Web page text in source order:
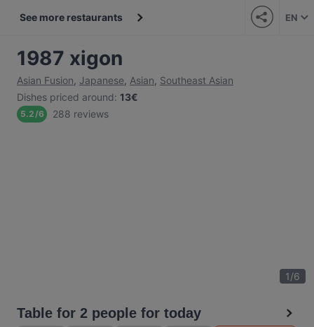
See more restaurants EN
1987 xigon
Asian Fusion, Japanese, Asian, Southeast Asian
Dishes priced around: 13€
5.2/6 288 reviews
1/6
Table for 2 people for today